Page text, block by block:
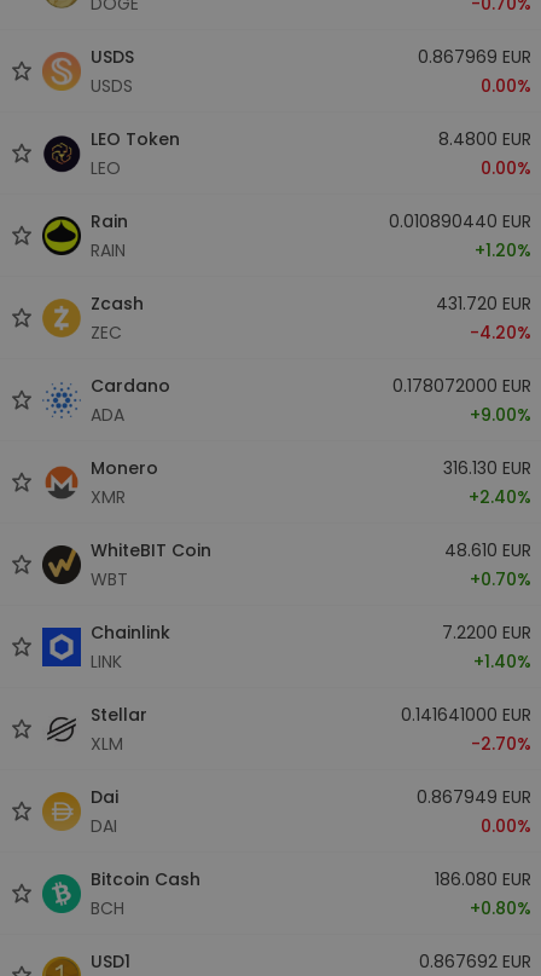
USDS
USDS
0.867969 EUR
0.00%
LEO Token
LEO
8.4800 EUR
0.00%
Rain
RAIN
0.010890440 EUR
+1.20%
Zcash
ZEC
431.720 EUR
-4.20%
Cardano
ADA
0.178072000 EUR
+9.00%
Monero
XMR
316.130 EUR
+2.40%
WhiteBIT Coin
WBT
48.610 EUR
+0.70%
Chainlink
LINK
7.2200 EUR
+1.40%
Stellar
XLM
0.141641000 EUR
-2.70%
Dai
DAI
0.867949 EUR
0.00%
Bitcoin Cash
BCH
186.080 EUR
+0.80%
USD1
0.867692 EUR